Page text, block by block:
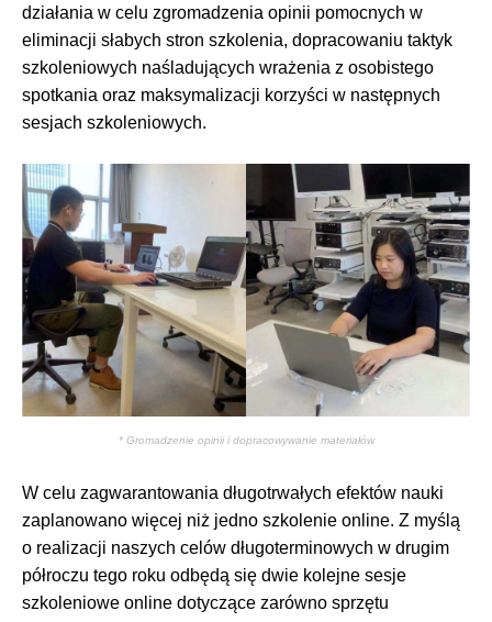
działania w celu zgromadzenia opinii pomocnych w
eliminacji słabych stron szkolenia, dopracowaniu taktyk
szkoleniowych naśladujących wrażenia z osobistego
spotkania oraz maksymalizacji korzyści w następnych
sesjach szkoleniowych.
* Gromadzenie opinii i dopracowywanie materiałów
W celu zagwarantowania długotrwałych efektów nauki
zaplanowano więcej niż jedno szkolenie online. Z myślą
o realizacji naszych celów długoterminowych w drugim
półroczu tego roku odbędą się dwie kolejne sesje
szkoleniowe online dotyczące zarówno sprzętu